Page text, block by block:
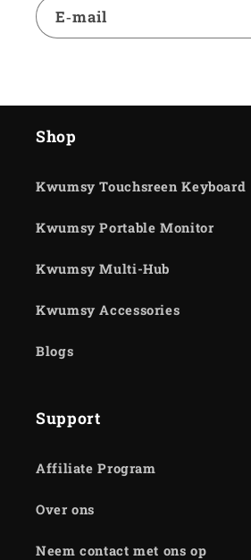
E‑mail
Shop
Kwumsy Touchsreen Keyboard
Kwumsy Portable Monitor
Kwumsy Multi-Hub
Kwumsy Accessories
Blogs
Support
Affiliate Program
Over ons
Neem contact met ons op